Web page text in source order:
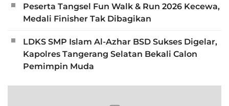
Peserta Tangsel Fun Walk & Run 2026 Kecewa,
Medali Finisher Tak Dibagikan
LDKS SMP Islam Al-Azhar BSD Sukses Digelar,
Kapolres Tangerang Selatan Bekali Calon
Pemimpin Muda